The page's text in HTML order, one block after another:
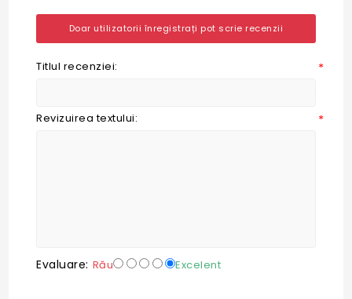
Doar utilizatorii înregistrați pot scrie recenzii
Titlul recenziei: *
Revizuirea textului: *
Evaluare: Rău Excelent